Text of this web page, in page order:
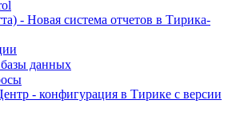
- Новая система отчетов в Тирика-
данных
- конфигурация в Тирике с версии